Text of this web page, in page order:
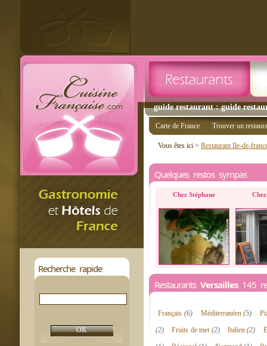
guide restaurant : guide
Recherche rapide
Carte de France Trouver un
Vous êtes ici > Restaurant Ile-de-
Quelques restos sympas
Chez Stéphane
Restaurants Versailles145
Français (6) Méditerranéen(5)
(2)
Fruits de mer (2) Italien(2)